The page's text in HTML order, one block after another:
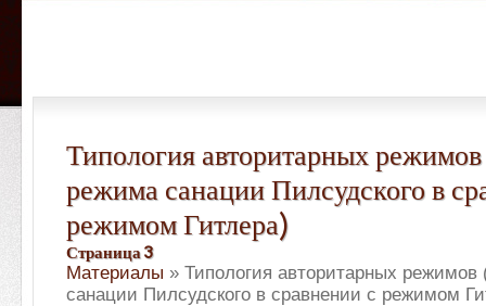
Типология авторитарных
режима санации Пилсудского в
режимом Гитлера)
Страница 3
Материалы » Типология авторитарных
санации Пилсудского в сравнении с режимом